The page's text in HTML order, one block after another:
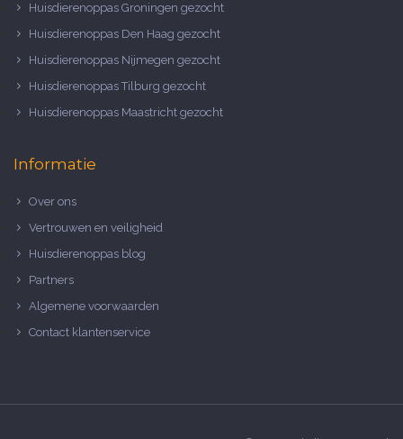
Huisdierenoppas Groningen gezocht
Huisdierenoppas Den Haag gezocht
Huisdierenoppas Nijmegen gezocht
Huisdierenoppas Tilburg gezocht
Huisdierenoppas Maastricht gezocht
Informatie
Over ons
Vertrouwen en veiligheid
Huisdierenoppas blog
Partners
Algemene voorwaarden
Contact klantenservice